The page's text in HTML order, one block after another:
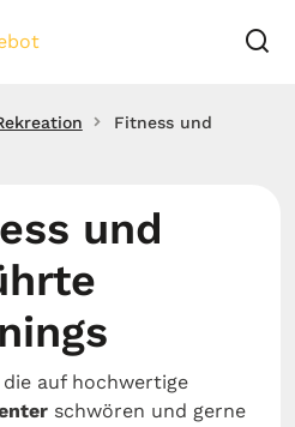
Fitness und
und
auf hochwertige
schwören und gerne